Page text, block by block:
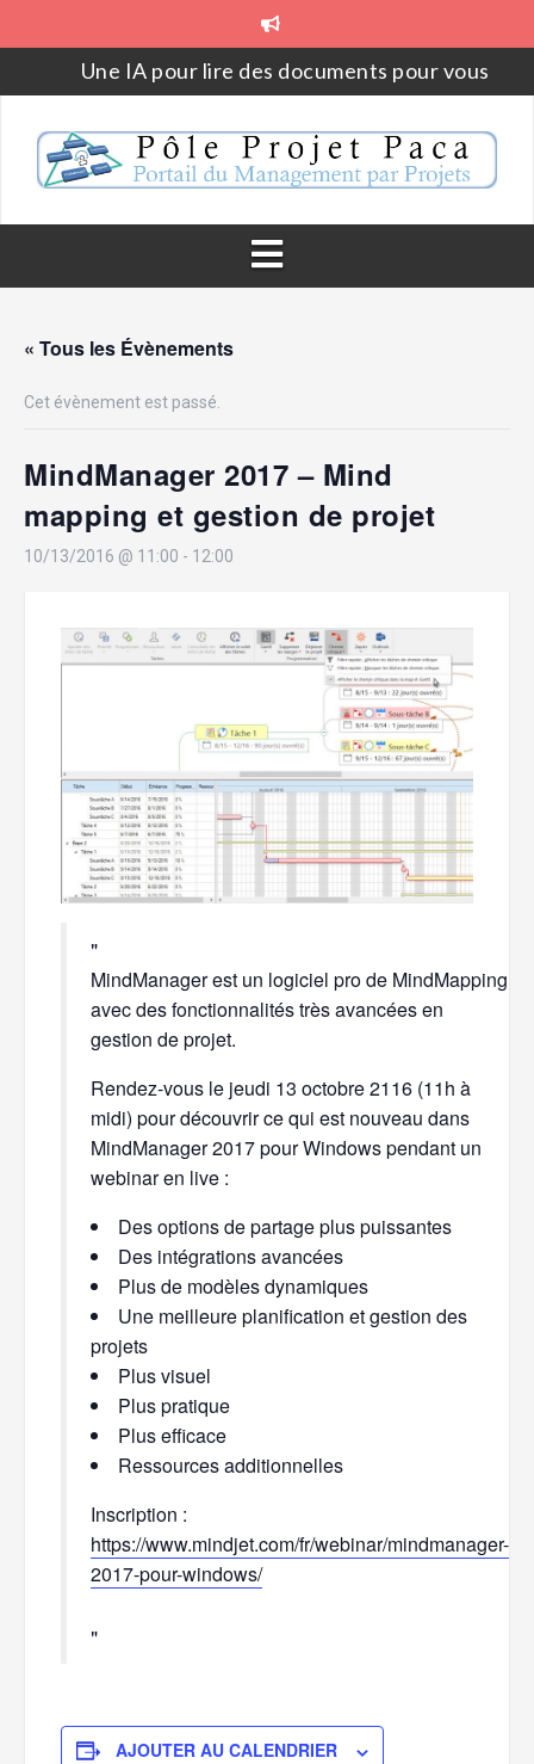
Une IA pour lire des documents pour vous
Aborder la gestion de projet en 2023
de projet
YearCompass
« Tous les Évènements
Cet évènement est passé.
MindManager 2017 – Mind
mapping et gestion de projet
10/13/2016 @ 11:00 - 12:00
MindManager est un logiciel pro de MindMapping
avec des fonctionnalités très avancées en
gestion de projet.
Rendez-vous le jeudi 13 octobre 2116 (11h à
midi) pour découvrir ce qui est nouveau dans
MindManager 2017 pour Windows pendant un
webinar en live :
Des options de partage plus puissantes
Des intégrations avancées
Plus de modèles dynamiques
Une meilleure planification et gestion des
projets
Plus visuel
Plus pratique
Plus efficace
Ressources additionnelles
Inscription :
https://www.mindjet.com/fr/webinar/mindmanager-
2017-pour-windows/
AJOUTER AU CALENDRIER